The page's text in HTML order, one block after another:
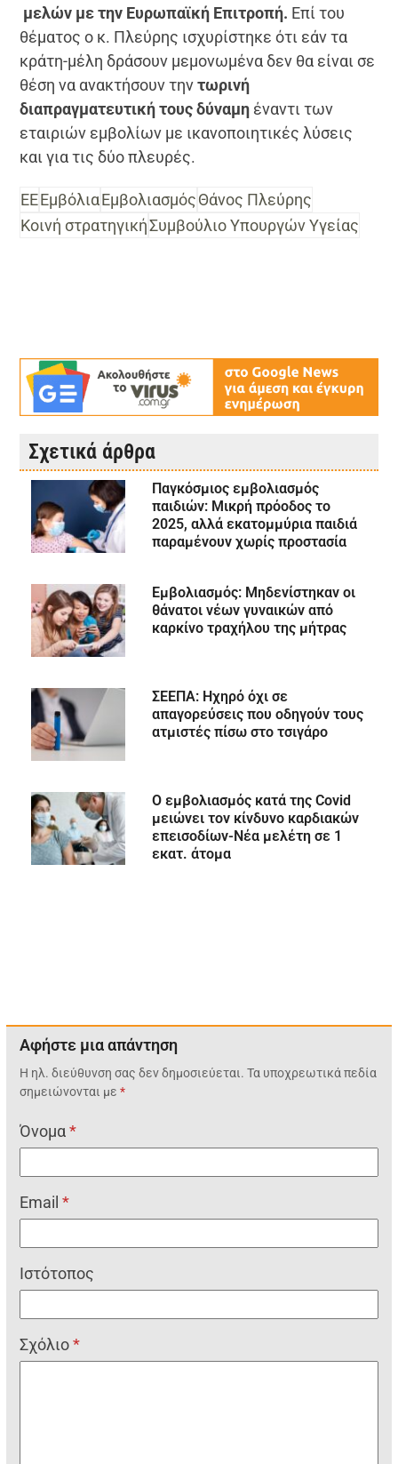
μελών με την Ευρωπαϊκή Επιτροπή. Επί του
θέματος ο κ. Πλεύρης ισχυρίστηκε ότι εάν τα
κράτη-μέλη δράσουν μεμονωμένα δεν θα είναι σε
θέση να ανακτήσουν τηντωρινή
διαπραγματευτική τους δύναμη έναντι των
εταιριών εμβολίων με ικανοποιητικές λύσεις
και για τις δύο πλευρές.
ΕΕΕμβόλιαΕμβολιασμόςΘάνος Πλεύρης
Κοινή στρατηγικήΣυμβούλιο Υπουργών Υγείας
Σχετικά άρθρα
Παγκόσμιος εμβολιασμός
παιδιών: Μικρή πρόοδος το
2025, αλλά εκατομμύρια παιδιά
παραμένουν χωρίς προστασία
Εμβολιασμός: Μηδενίστηκαν οι
θάνατοι νέων γυναικών από
καρκίνο τραχήλου της μήτρας
ΣΕΕΠΑ: Ηχηρό όχι σε
απαγορεύσεις που οδηγούν τους
ατμιστές πίσω στο τσιγάρο
Ο εμβολιασμός κατά της Covid
μειώνει τον κίνδυνο καρδιακών
επεισοδίων-Νέα μελέτη σε 1
εκατ. άτομα
Αφήστε μια απάντηση
Η ηλ. διεύθυνση σας δεν δημοσιεύεται. Τα υποχρεωτικά πεδία
σημειώνονται με*
Όνομα*
Email*
Ιστότοπος
Σχόλιο*